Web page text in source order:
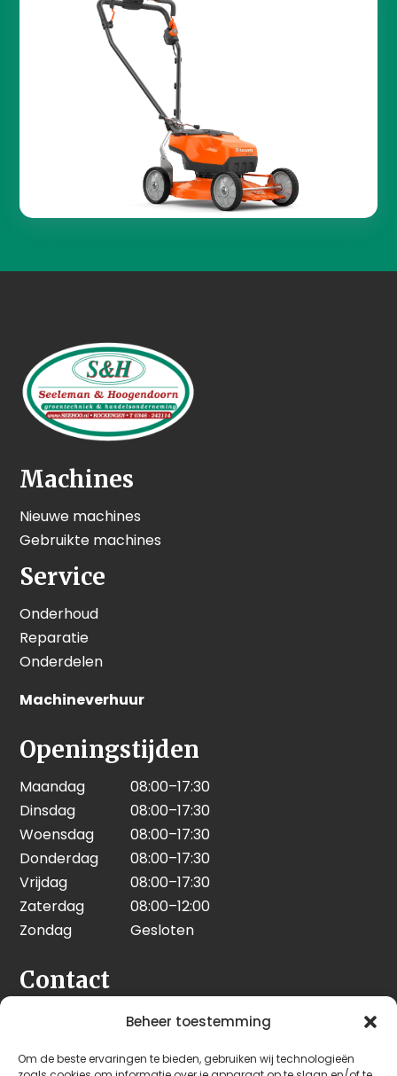
Beheer toestemming
Om de beste ervaringen te bieden, gebruiken wij technologieën
Machines
Nieuwe machines
Gebruikte machines
Service
Onderhoud
Reparatie
Onderdelen
Machineverhuur
Openingstijden
Maandag
08:00–17:30
Dinsdag
08:00–17:30
Woensdag
08:00–17:30
Donderdag
08:00–17:30
Vrijdag
08:00–17:30
Zaterdag
08:00–12:00
Zondag
Gesloten
Contact
Seeleman & Hoogendoorn
3628 GD Kockengen